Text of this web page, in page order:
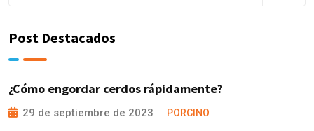
Post Destacados
¿Cómo engordar cerdos rápidamente?
29 de septiembre de 2023 PORCINO